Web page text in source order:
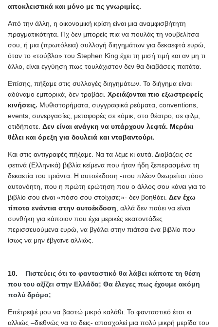
αποκλειστικά και μόνο με τις γνωριμίες.
Από την άλλη, η οικονομική κρίση είναι μια αναμφισβήτητη
πραγματικότητα. Πχ δεν μπορείς πια να πουλάς τη νουβελίτσα
σου, ή μια (πρωτόλεια) συλλογή διηγημάτων για δεκαεφτά ευρώ,
όταν το «τούβλο» του Stephen King έχει τη μισή τιμή και αν μη τι
άλλο, είναι εγγύηση πως τουλάχιστον δεν θα διαβάσεις πατάτα.
Επίσης, πήξαμε στις συλλογές διηγημάτων. Το διήγημα είναι
αδύναμο εμπορικά, δεν τραβάει. Χρειάζονται πιο εξωστρεφείς
κινήσεις. Μυθιστορήματα, συγγραφικά ρεύματα, conventions
events , συνεργασίες, μεταφορές σε κόμικ, στο θέατρο, σε φιλμ,
οτιδήποτε. Δεν είναι ανάγκη να υπάρχουν λεφτά. Μεράκι
θέλει και όρεξη για δουλειά και νταβαντούρι.
Και στις αντιγραφές πήξαμε. Να τα λέμε κι αυτά. Διαβάζεις σε
φετινά (Ελληνικά) βιβλία κείμενα που ήταν ήδη ξεπερασμένα τη
δεκαετία του τριάντα. Η αυτοέκδοση -που πλέον θεωρείται τόσο
αυτονόητη, που η πρώτη ερώτηση που ο άλλος σου κάνει για το
βιβλίο σου είναι «πόσο σου στοίχισε;»- δεν βοηθάει. Δεν έχω
τίποτα ενάντια στην αυτοέκδοση , αλλά δεν παύει να είναι
συνθήκη για κάποιον που έχει μερικές εκατοντάδες
περισσευούμενα ευρώ, να βγάλει στην πιάτσα ένα βιβλίο που
ίσως να μην έβγαινε αλλιώς.
10. Πιστεύεις ότι το φανταστικό θα λάβει κάποτε τη θέση
που του αξίζει στην Ελλάδα; Θα έλεγες πως έχουμε ακόμη
πολύ δρόμο;
Επέτρεψέ μου να βαστώ μικρό καλάθι. Το φανταστικό έτσι κι
αλλιώς –διεθνώς να το δεις- απασχολεί μια πολύ μικρή μερίδα του